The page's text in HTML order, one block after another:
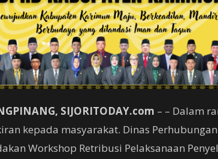
SIJORITODAY.com – – Dalam
kepada masyarakat. Dinas
Workshop Retribusi Pelaksanaan